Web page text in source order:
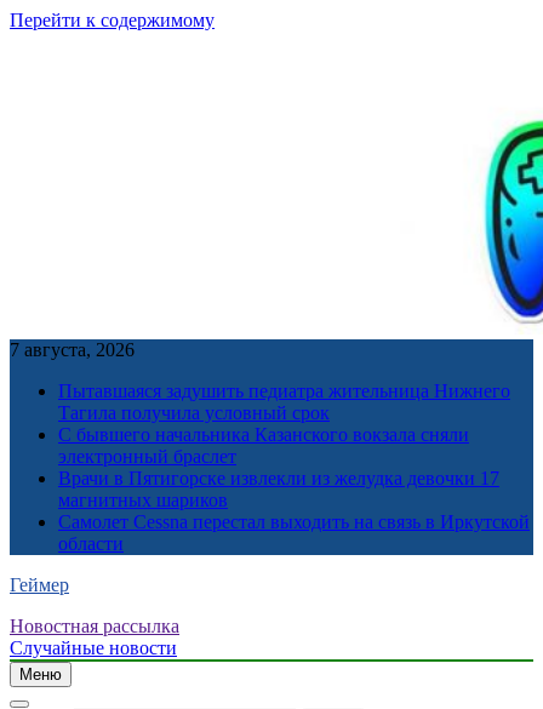
Перейти к содержимому
7 августа, 2026
Пытавшаяся задушить педиатра жительница Нижнего
Тагила получила условный срок
С бывшего начальника Казанского вокзала сняли
электронный браслет
Врачи в Пятигорске извлекли из желудка девочки 17
магнитных шариков
Самолет Cessna перестал выходить на связь в Иркутской
области
Геймер
Новостная рассылка
Случайные новости
Меню